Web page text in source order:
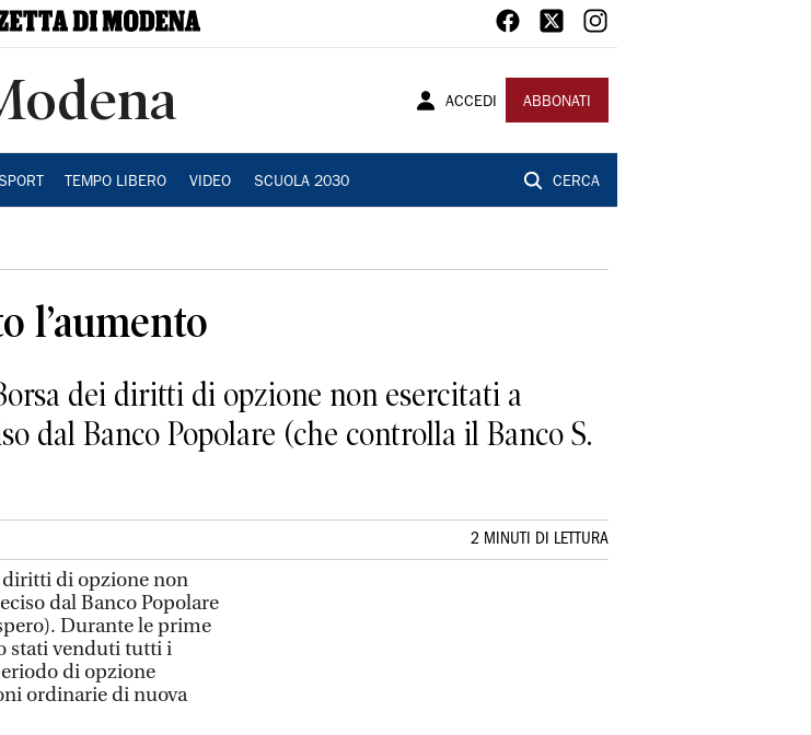
ACCEDI ABBONATI
TEMPO LIBERO VIDEO SCUOLA 2030 CERCA
l’aumento
dei diritti di opzione non esercitati a
dal Banco Popolare (che controlla il Banco S.
2 MINUTI DI LETTURA
diritti di opzione non
dal Banco Popolare
Durante le prime
stati venduti tutti i
di opzione
ordinarie di nuova